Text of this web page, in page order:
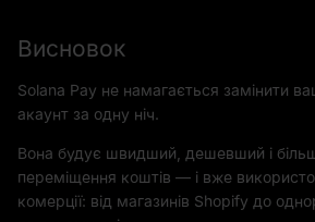
Висновок
Solana Pay не намагається замінити
акаунт за одну ніч.
Вона будує швидший, дешевший і
переміщення коштів — і вже
комерції: від магазинів Shopify до